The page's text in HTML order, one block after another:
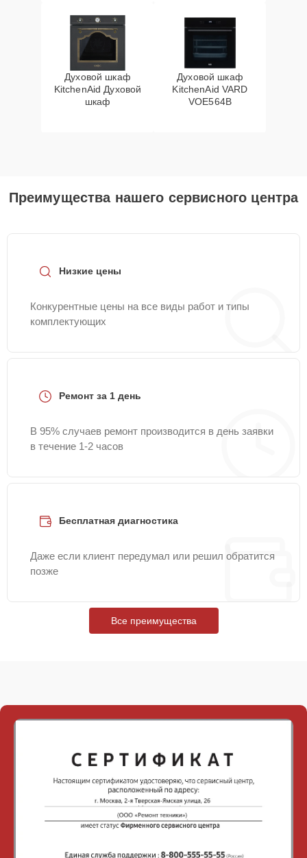
Духовой шкаф
KitchenAid Духовой
шкаф
Духовой шкаф
KitchenAid VARD
VOE564B
Преимущества нашего сервисного центра
Низкие цены
Конкурентные цены на все виды работ и типы
комплектующих
Ремонт за 1 день
В 95% случаев ремонт производится в день заявки
в течение 1-2 часов
Бесплатная диагностика
Даже если клиент передумал или решил обратится
позже
Все преимущества